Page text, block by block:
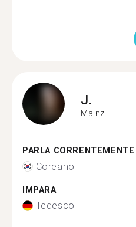
J.
Mainz
PARLA CORRENTEMENTE
Coreano
IMPARA
Tedesco